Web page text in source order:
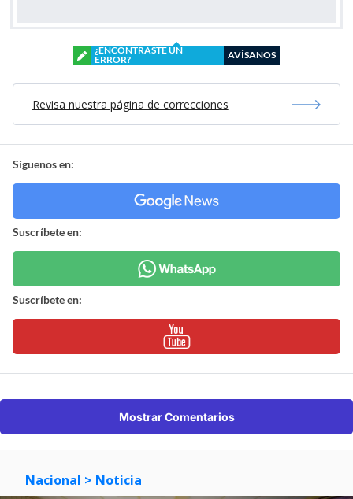
¿ENCONTRASTE UN
ERROR?
AVÍSANOS
Revisa nuestra página de correcciones
Síguenos en:
Suscríbete en:
Suscríbete en:
Mostrar Comentarios
Nacional > Noticia